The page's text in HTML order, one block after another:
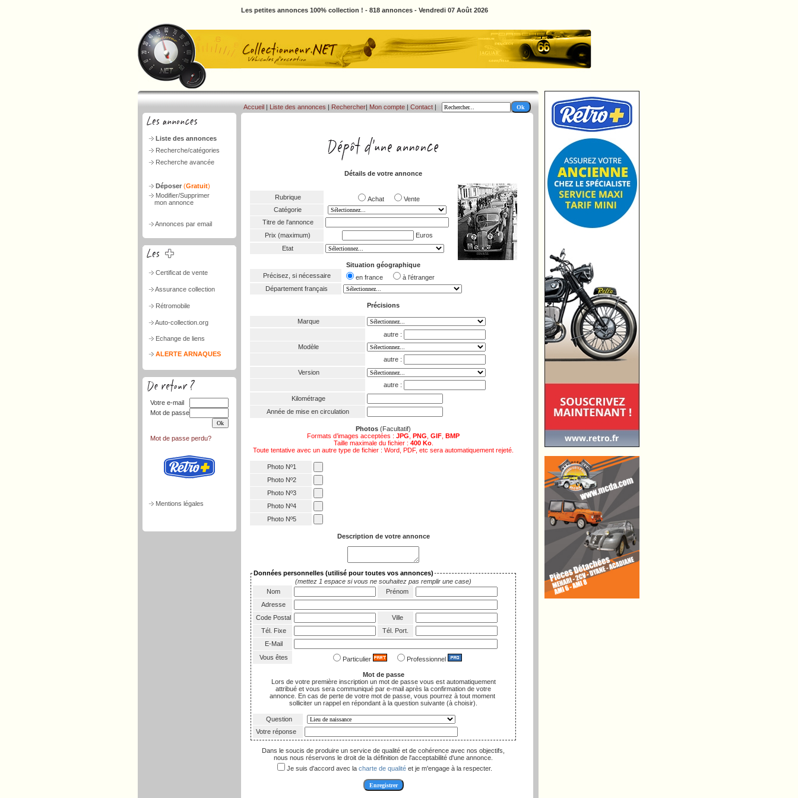
Les petites annonces 100% collection ! - 818 annonces - Vendredi 07 Août 2026
Liste des annonces
Recherche/catégories
Recherche avancée
Déposer (Gratuit)
Modifier/Supprimer
mon annonce
Annonces par email
Certificat de vente
Assurance collection
Rétromobile
Auto-collection.org
Echange de liens
ALERTE ARNAQUES
Votre e-mail
Mot de passe
Mot de passe perdu?
Mentions légales
Accueil | Liste des annonces | Rechercher| Mon compte | Contact |
Détails de votre annonce
Rubrique Achat
Vente
Catégorie
Titre de l'annonce
Prix (maximum)
Euros
Etat
Situation géographique
Précisez, si nécessaire
en france
à l’étranger
Département français
Précisions
Marque
autre :
Modèle
autre :
Version
autre :
Kilométrage
Année de mise en circulation
Photos (Facultatif)
Formats d’images acceptées : JPG PNG GIF BMP
Taille maximale du fichier : 400 Ko.
Toute tentative avec un autre type de fichier : Word, PDF, etc sera automatiquement rejeté.
Photo Nº1
Photo Nº2
Photo Nº3
Photo Nº4
Photo Nº5
Description de votre annonce
Données personnelles (utilisé pour toutes vos annonces)
(mettez 1 espace si vous ne souhaitez pas remplir une case)
Nom
Prénom
Adresse
Code Postal
Ville
Tél. Fixe
Tél. Port.
E-Mail
Vous êtes
Particulier Professionnel
Mot de passe
Lors de votre première inscription un mot de passe vous est automatiquement
attribué et vous sera communiqué par e-mail après la confirmation de votre
annonce. En cas de perte de votre mot de passe, vous pourrez à tout moment
solliciter un rappel en répondant à la question suivante (à choisir).
Question
Votre réponse
Dans le soucis de produire un service de qualité et de cohérence avec nos objectifs,
nous nous réservons le droit de la définition de l'acceptabilité d'une annonce.
Je suis d'accord avec la charte de qualitéet je m'engage à la respecter.